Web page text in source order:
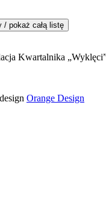
Kwartalnika
Orange Design